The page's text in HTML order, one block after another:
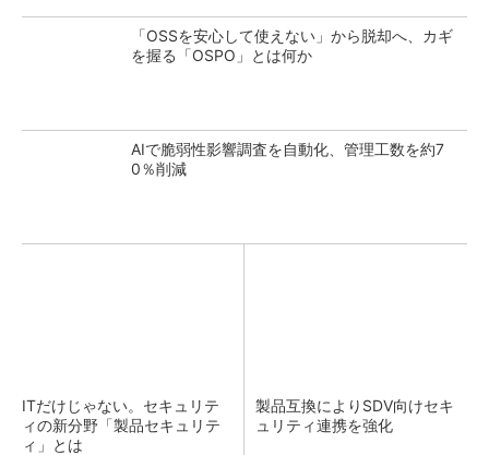
「OSSを安心して使えない」から脱却へ、カギ
を握る「OSPO」とは何か
AIで脆弱性影響調査を自動化、管理工数を約7
0％削減
ITだけじゃない。セキュリテ
ィの新分野「製品セキュリテ
ィ」とは
製品互換によりSDV向けセキ
ュリティ連携を強化